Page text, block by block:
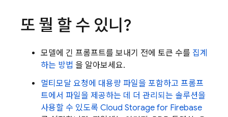
또 뭘 할 수 있니?
모델에 긴 프롬프트를 보내기 전에 토큰 수를 집계
하는 방법 을 알아보세요.
멀티모달 요청에 대용량 파일을 포함하고 프롬프
트에서 파일을 제공하는 데 더 관리되는 솔루션을
사용할 수 있도록 Cloud Storage for Firebase